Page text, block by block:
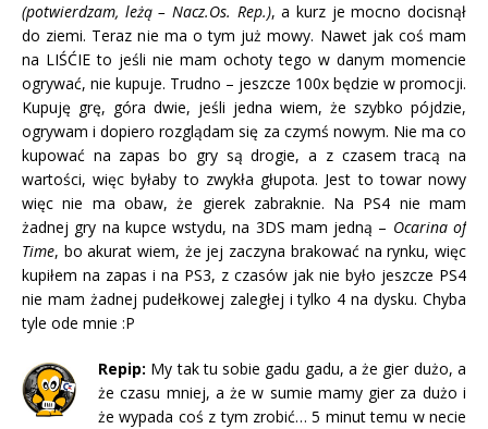
(potwierdzam, leżą – Nacz.Os. Rep.), a kurz je mocno docisnął
do ziemi. Teraz nie ma o tym już mowy. Nawet jak coś mam
na LIŚĆIE to jeśli nie mam ochoty tego w danym momencie
ogrywać, nie kupuje. Trudno – jeszcze 100x będzie w promocji.
Kupuję grę, góra dwie, jeśli jedna wiem, że szybko pójdzie,
ogrywam i dopiero rozglądam się za czymś nowym. Nie ma co
kupować na zapas bo gry są drogie, a z czasem tracą na
wartości, więc byłaby to zwykła głupota. Jest to towar nowy
więc nie ma obaw, że gierek zabraknie. Na PS4 nie mam
żadnej gry na kupce wstydu, na 3DS mam jedną – Ocarina of
Time, bo akurat wiem, że jej zaczyna brakować na rynku, więc
kupiłem na zapas i na PS3, z czasów jak nie było jeszcze PS4
nie mam żadnej pudełkowej zaległej i tylko 4 na dysku. Chyba
tyle ode mnie :P
Repip: My tak tu sobie gadu gadu, a że gier dużo, a
że czasu mniej, a że w sumie mamy gier za dużo i
że wypada coś z tym zrobić… 5 minut temu w necie